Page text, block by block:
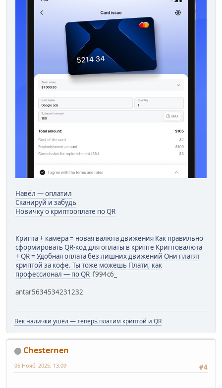
Навёл — оплатил
Сканируй и забудь
Новичку о криптооплате по QR
Крипта + камера = новая валюта движения Как правильно
сформировать QR-код для оплаты в крипте Криптовалюта
+ QR = Удобная оплата без лишних движений Они платят
криптой за кофе. Ты тоже можешь Плати, как
профессионал — по QR f994c6_
antar5634534231232
Век налички ушёл — теперь платим криптой и QR
Chesternen
#4
06 Нояб. 2025, 13:09